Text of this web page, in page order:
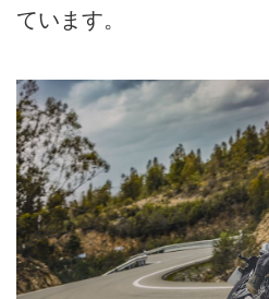
ています。